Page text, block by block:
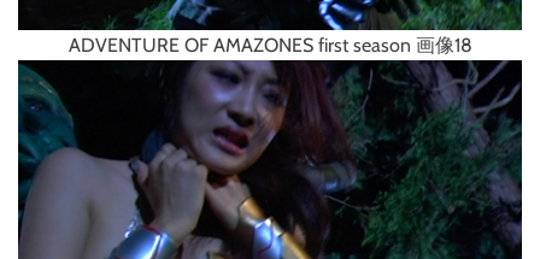
ADVENTURE OF AMAZONES first season 画像18